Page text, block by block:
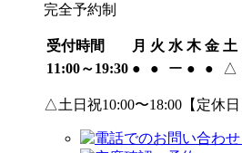
完全予約制
受付時間 月 火 水 木 金 土
11:00～19:30 ● ● ー ● ● △
△土日祝10:00〜18:00【定休日